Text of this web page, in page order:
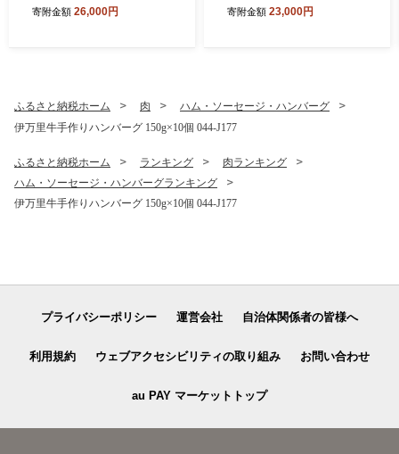
寄附金額 26,000円
国産 牛肉 赤身 薄切り 小分け
寄附金額 23,000円
ふるさと納税ホーム 肉
ハム・ソーセージ・ハンバーグ
伊万里牛手作りハンバーグ 150g×10個 044-J177
ふるさと納税ホーム ランキング
肉ランキング
ハム・ソーセージ・ハンバーグランキング
伊万里牛手作りハンバーグ 150g×10個 044-J177
プライバシーポリシー 運営会社 自治体関係者の皆様へ
利用規約 ウェブアクセシビリティの取り組み お問い合わせ
au PAY マーケットトップ